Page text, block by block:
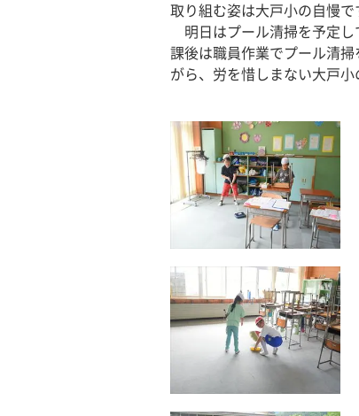
取り組む姿は大戸小の自慢で
明日はプール清掃を予定し
課後は職員作業でプール清
がら、労を惜しまない大戸小